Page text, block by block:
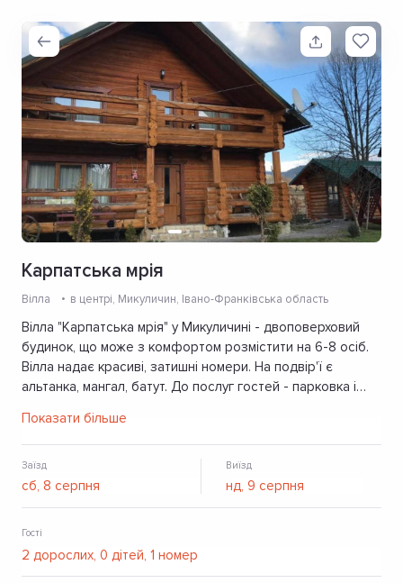
Карпатська мрія
Вілла в центрі, Микуличин, Івано-Франківська область
Вілла "Карпатська мрія" у Микуличині - двоповерховий
будинок, що може з комфортом розмістити на 6-8 осіб.
Вілла надає красиві, затишні номери. На подвір'ї є
альтанка, мангал, батут. До послуг гостей - парковка і
Показати більше
Заїзд Виїзд
Гості